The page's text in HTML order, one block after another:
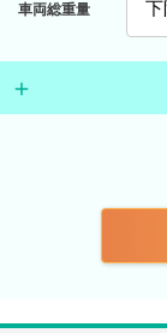
車両総重量